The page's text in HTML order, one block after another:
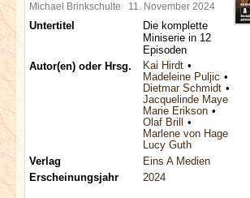
Michael Brinkschulte 11. November 2024
Untertitel
Die komplette
Miniserie in 12
Episoden
Autor(en) oder Hrsg.
Kai Hirdt
Madeleine Puljic
Dietmar Schmidt
Jacquelinde Mayerhofer
Marie Erikson
Olaf Brill
Marlene von Hagen
Lucy Guth
Verlag
Eins A Medien
Erscheinungsjahr
2024